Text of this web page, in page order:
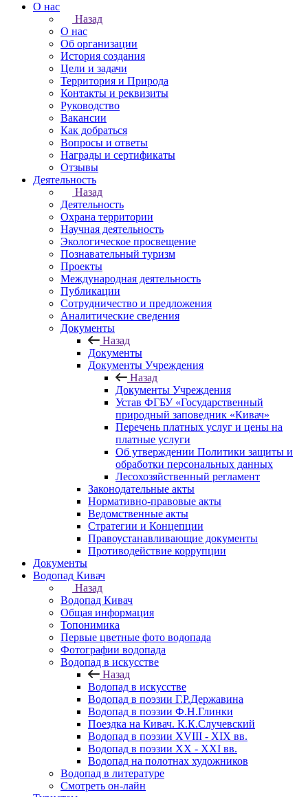
О нас
Назад
О нас
Об организации
История создания
Цели и задачи
Территория и Природа
Контакты и реквизиты
Руководство
Вакансии
Как добраться
Вопросы и ответы
Награды и сертификаты
Отзывы
Деятельность
Назад
Деятельность
Охрана территории
Научная деятельность
Экологическое просвещение
Познавательный туризм
Проекты
Международная деятельность
Публикации
Сотрудничество и предложения
Аналитические сведения
Документы
Назад
Документы
Документы Учреждения
Назад
Документы Учреждения
Устав ФГБУ «Государственный
природный заповедник «Кивач»
Перечень платных услуг и цены на
платные услуги
Об утверждении Политики защиты и
обработки персональных данных
Лесохозяйственный регламент
Законодательные акты
Нормативно-правовые акты
Ведомственные акты
Стратегии и Концепции
Правоустанавливающие документы
Противодействие коррупции
Документы
Водопад Кивач
Назад
Водопад Кивач
Общая информация
Топонимика
Первые цветные фото водопада
Фотографии водопада
Водопад в искусстве
Назад
Водопад в искусстве
Водопад в поэзии Г.Р.Державина
Водопад в поэзии Ф.Н.Глинки
Поездка на Кивач. К.К.Случевский
Водопад в поэзии XVIII - XIX вв.
Водопад в поэзии XX - XXI вв.
Водопад на полотнах художников
Водопад в литературе
Смотреть он-лайн